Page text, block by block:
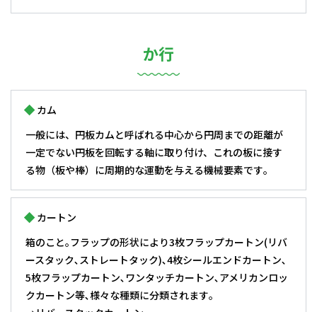
か行
カム
一般には、円板カムと呼ばれる中心から円周までの距離が
一定でない円板を回転する軸に取り付け、これの板に接す
る物（板や棒）に周期的な運動を与える機械要素です｡
カートン
箱のこと｡フラップの形状により3枚フラップカートン(リバ
ースタック､ストレートタック)､4枚シールエンドカートン､
5枚フラップカートン､ワンタッチカートン､アメリカンロッ
クカートン等､様々な種類に分類されます｡